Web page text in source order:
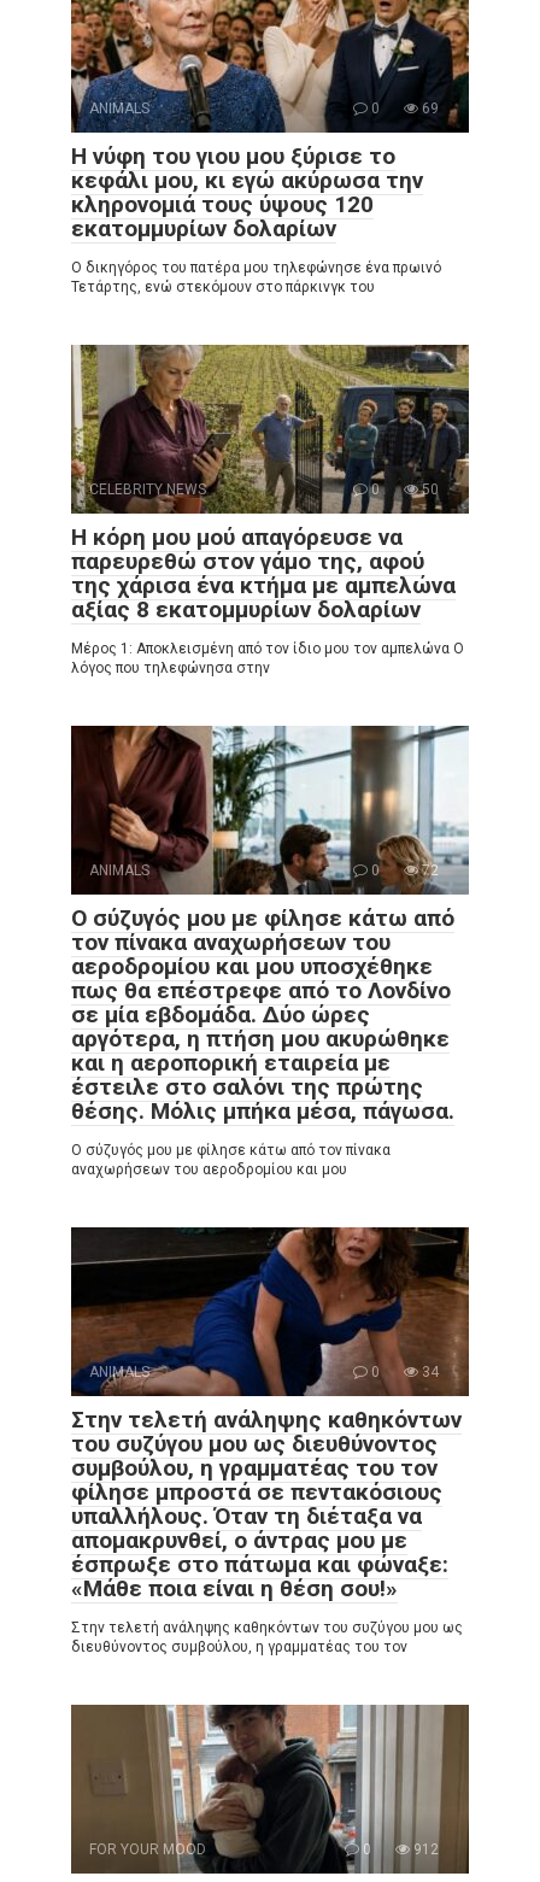
ANIMALS 0 69
Η νύφη του γιου μου ξύρισε το
κεφάλι μου, κι εγώ ακύρωσα την
κληρονομιά τους ύψους 120
εκατομμυρίων δολαρίων
Ο δικηγόρος του πατέρα μου τηλεφώνησε ένα πρωινό
Τετάρτης, ενώ στεκόμουν στο πάρκινγκ του
CELEBRITY NEWS 0 50
Η κόρη μου μού απαγόρευσε να
παρευρεθώ στον γάμο της, αφού
της χάρισα ένα κτήμα με αμπελώνα
αξίας 8 εκατομμυρίων δολαρίων
Μέρος 1: Αποκλεισμένη από τον ίδιο μου τον αμπελώνα Ο
λόγος που τηλεφώνησα στην
ANIMALS 0 72
Ο σύζυγός μου με φίλησε κάτω από
τον πίνακα αναχωρήσεων του
αεροδρομίου και μου υποσχέθηκε
πως θα επέστρεφε από το Λονδίνο
σε μία εβδομάδα. Δύο ώρες
αργότερα, η πτήση μου ακυρώθηκε
και η αεροπορική εταιρεία με
έστειλε στο σαλόνι της πρώτης
θέσης. Μόλις μπήκα μέσα, πάγωσα.
Ο σύζυγός μου με φίλησε κάτω από τον πίνακα
αναχωρήσεων του αεροδρομίου και μου
ANIMALS 0 34
Στην τελετή ανάληψης καθηκόντων
του συζύγου μου ως διευθύνοντος
συμβούλου, η γραμματέας του τον
φίλησε μπροστά σε πεντακόσιους
υπαλλήλους. Όταν τη διέταξα να
απομακρυνθεί, ο άντρας μου με
έσπρωξε στο πάτωμα και φώναξε:
«Μάθε ποια είναι η θέση σου!»
Στην τελετή ανάληψης καθηκόντων του συζύγου μου ως
διευθύνοντος συμβούλου, η γραμματέας του τον
FOR YOUR MOOD 0 912